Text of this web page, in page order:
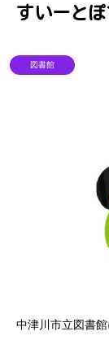
すいーと
図書館
中津川市立図書